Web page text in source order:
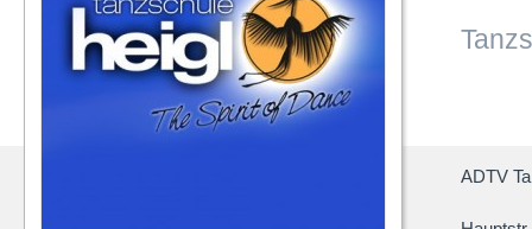
ADTV